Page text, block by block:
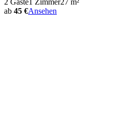
ab 45 €Ansehen